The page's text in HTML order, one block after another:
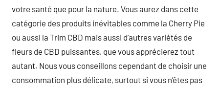
votre santé que pour la nature. Vous aurez dans cette
catégorie des produits inévitables comme la Cherry Pie
ou aussi la Trim CBD mais aussi d’autres variétés de
fleurs de CBD puissantes, que vous apprécierez tout
autant. Nous vous conseillons cependant de choisir une
consommation plus délicate, surtout si vous n’êtes pas